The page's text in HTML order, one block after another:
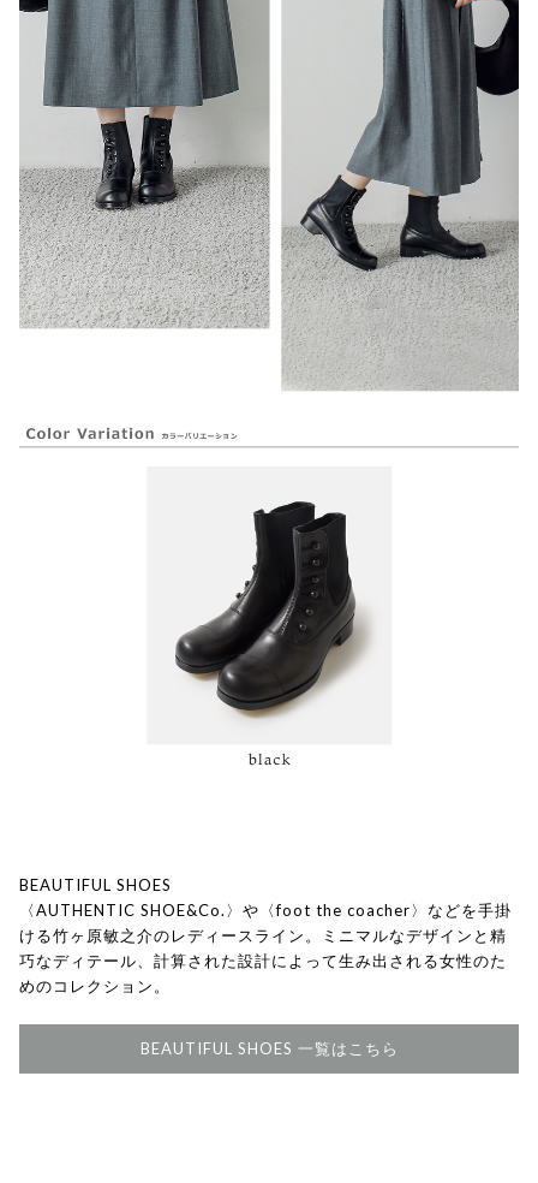
BEAUTIFUL SHOES
〈AUTHENTIC SHOE&Co.〉や〈foot the coacher〉などを手掛
ける竹ヶ原敏之介のレディースライン。ミニマルなデザインと精
巧なディテール、計算された設計によって生み出される女性のた
めのコレクション。
BEAUTIFUL SHOES 一覧はこちら